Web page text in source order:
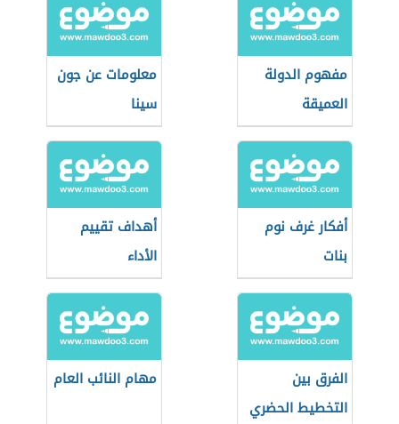
مفهوم الدولة
العميقة
معلومات عن جون
سينا
أفكار غرف نوم
بنات
أهداف تقييم
الأداء
الفرق بين
التخطيط الحضري
مهام النائب العام